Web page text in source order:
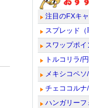
注目のFXキ
スプレッド（
スワップポイ
トルコリラ/
メキシコペ
チェココル
ハンガリー